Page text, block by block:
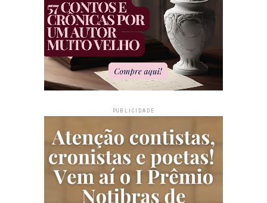
PUBLICIDADE